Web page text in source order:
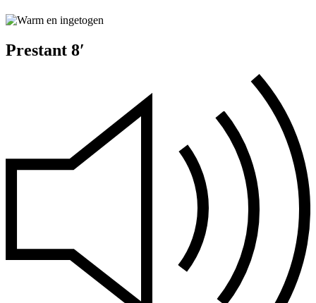
Prestant 8′